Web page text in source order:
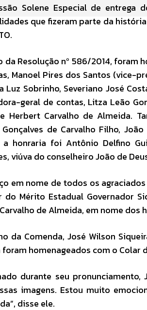
Solene Especial de entrega
que fizeram parte da
da Resolução nº 586/2014, foram
Manoel Pires dos Santos (vice-
Luz Sobrinho, Severiano José
geral de contas, Litza Leão
Herbert Carvalho de Almeida.
de Carvalho Filho,
a honraria foi Antônio Delfino
viúva do conselheiro João de
em nome de todos os
do Mérito Estadual Governador
de Almeida, em nome dos
da Comenda, José Wilson
homenageados com o Colar
durante seu pronunciamento,
imagens. Estou muito
disse ele.